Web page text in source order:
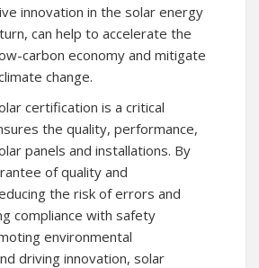
innovation in the solar energy
can help to accelerate the
carbon economy and mitigate
change.
certification is a critical
the quality, performance,
panels and installations. By
of quality and
the risk of errors and
compliance with safety
environmental
driving innovation, solar